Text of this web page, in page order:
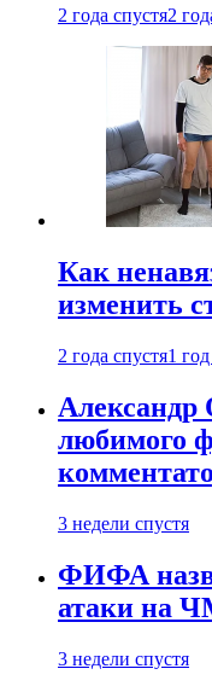
2 года спустя2
Как
изменить
2 года спустя1
Александр
любимого
3 недели спустя
ФИФА
атаки на
3 недели спустя